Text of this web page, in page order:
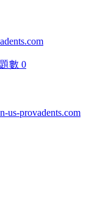
數 0
us-provadents.com